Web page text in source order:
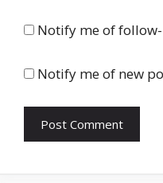
Notify me of
Notify me of new